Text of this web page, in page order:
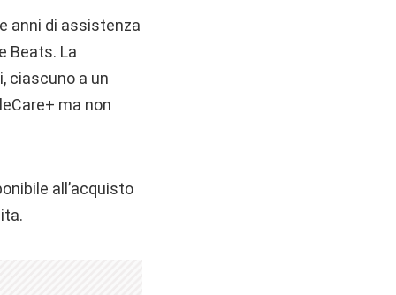
anni di assistenza
Beats. La
ciascuno a un
ma non
all’acquisto